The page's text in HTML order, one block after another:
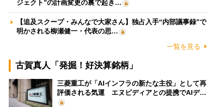
ジェクト”の計画変更の裏で起き…
【追及スクープ・みんなで大家さん】独占入手“内部議事録”で
明かされる柳瀬健一・代表の思…
一覧を見る
古賀真人「発掘！好決算銘柄」
三菱重工が「AIインフラの新たな主役」として再
評価される気運 エヌビディアとの提携でAIデ…